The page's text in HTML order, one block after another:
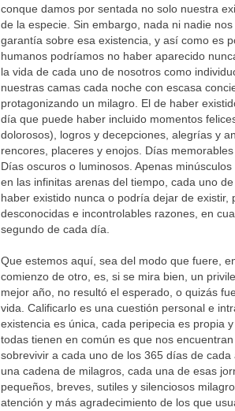
conque damos por sentada no solo nuestra
de la especie. Sin embargo, nada ni nadie
garantía sobre esa existencia, y así como es
humanos podríamos no haber aparecido
la vida de cada uno de nosotros como
nuestras camas cada noche con escasa
protagonizando un milagro. El de haber
día que puede haber incluido momentos
dolorosos), logros y decepciones, alegrías y
rencores, placeres y enojos. Días
Días oscuros o luminosos. Apenas
en las infinitas arenas del tiempo, cada uno
haber existido nunca o podría dejar de existir,
desconocidas e incontrolables razones, en
segundo de cada día.
Que estemos aquí, sea del modo que fuere,
comienzo de otro, es, si se mira bien, un
mejor año, no resultó el esperado, o quizás
vida. Calificarlo es una cuestión personal e
existencia es única, cada peripecia es propia
todas tienen en común es que nos
sobrevivir a cada uno de los 365 días de
una cadena de milagros, cada una de esas
pequeños, breves, sutiles y silenciosos
atención y más agradecimiento de los que